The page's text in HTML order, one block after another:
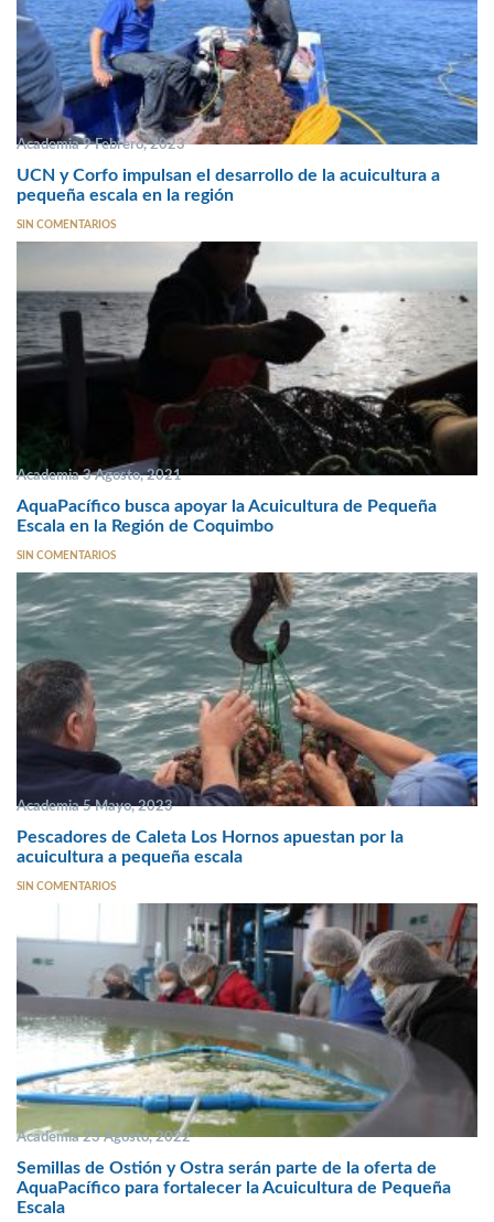
Academia 9 Febrero, 2023
UCN y Corfo impulsan el desarrollo de la acuicultura a
pequeña escala en la región
SIN COMENTARIOS
Academia 3 Agosto, 2021
AquaPacífico busca apoyar la Acuicultura de Pequeña
Escala en la Región de Coquimbo
SIN COMENTARIOS
Academia 5 Mayo, 2023
Pescadores de Caleta Los Hornos apuestan por la
acuicultura a pequeña escala
SIN COMENTARIOS
Academia 23 Agosto, 2022
Semillas de Ostión y Ostra serán parte de la oferta de
AquaPacífico para fortalecer la Acuicultura de Pequeña
Escala